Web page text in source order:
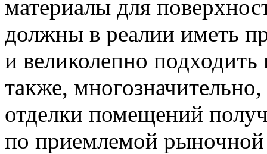
материалы для
должны в реалии иметь
и великолепно
также,
отделки помещений
по приемлемой рыночной